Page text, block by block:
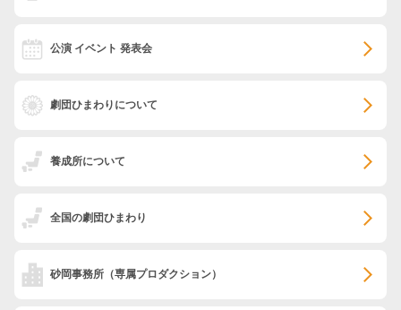
公演 イベント 発表会
劇団ひまわりについて
養成所について
全国の劇団ひまわり
砂岡事務所 （専属プロダクション）